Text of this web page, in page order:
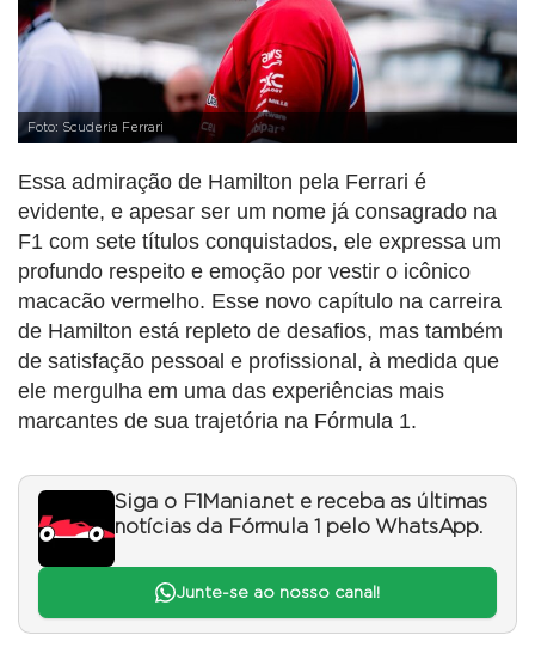
Foto: Scuderia Ferrari
Essa admiração de Hamilton pela Ferrari é
evidente, e apesar ser um nome já consagrado na
F1 com sete títulos conquistados, ele expressa um
profundo respeito e emoção por vestir o icônico
macacão vermelho. Esse novo capítulo na carreira
de Hamilton está repleto de desafios, mas também
de satisfação pessoal e profissional, à medida que
ele mergulha em uma das experiências mais
marcantes de sua trajetória na Fórmula 1.
Siga o F1Mania.net e receba as últimas
notícias da Fórmula 1 pelo WhatsApp.
Junte-se ao nosso canal!